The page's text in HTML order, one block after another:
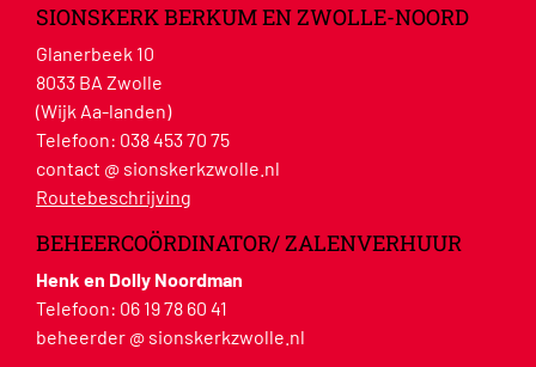
SIONSKERK BERKUM EN ZWOLLE-NOORD
Glanerbeek 10
8033 BA Zwolle
(Wijk Aa-landen)
Telefoon: 038 453 70 75
contact @ sionskerkzwolle.nl
Routebeschrijving
BEHEERCOÖRDINATOR/ ZALENVERHUUR
Henk en Dolly Noordman
Telefoon: 06 19 78 60 41
beheerder @ sionskerkzwolle.nl